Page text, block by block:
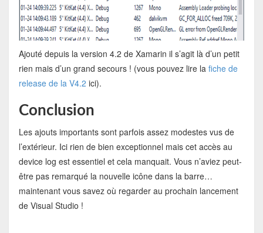
Ajouté depuis la version 4.2 de Xamarin il s’agit là d’un petit
rien mais d’un grand secours ! (vous pouvez lire la fiche de
release de la V4.2 ici).
Conclusion
Les ajouts importants sont parfois assez modestes vus de
l’extérieur. Ici rien de bien exceptionnel mais cet accès au
device log est essentiel et cela manquait. Vous n’aviez peut-
être pas remarqué la nouvelle icône dans la barre…
maintenant vous savez où regarder au prochain lancement
de Visual Studio !